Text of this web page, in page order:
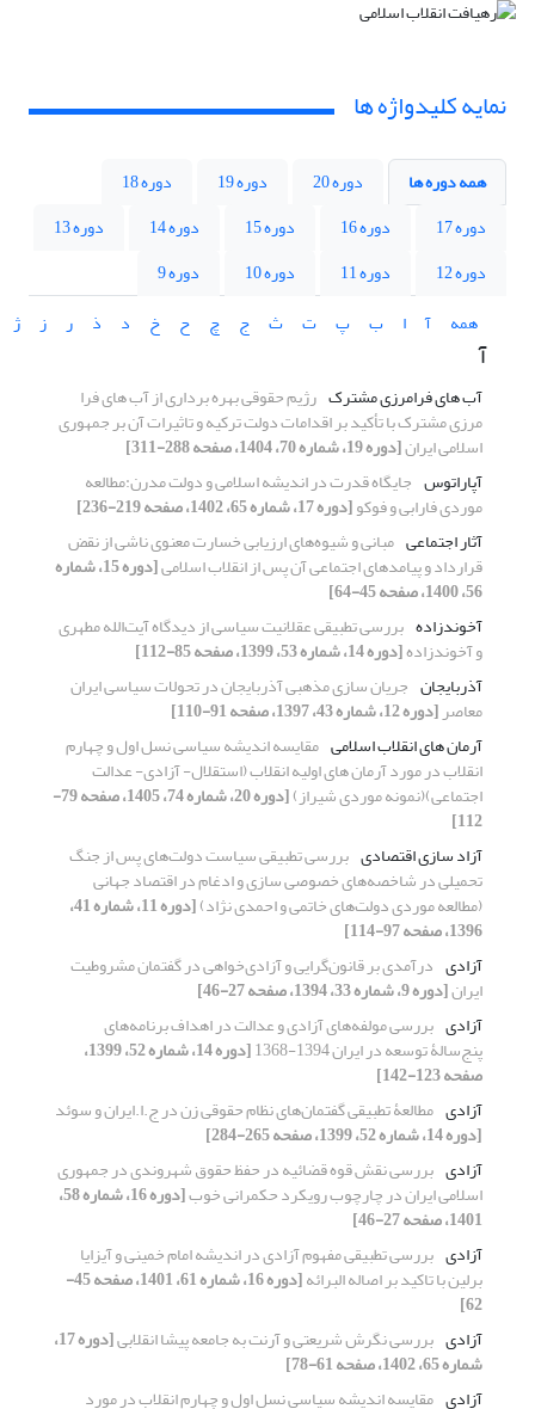
نمایه کلیدواژه ها
همه دوره ها دوره 20 دوره 19
دوره 18
دوره 17
دوره 16 دوره 15 دوره 14
دوره 13
دوره 12
دوره 11 دوره 10
دوره 9
همه
آ ا ب پ ت ث ج چ ح خ د ذ ر ز ژ
آ
آب های فرامرزی مشترک رژیم حقوقی بهره برداری از آب های فرا
مرزی مشترک با تأکید بر اقدامات دولت ترکیه و تاثیرات آن بر جمهوری
اسلامی ایران[دوره 19، شماره 70، 1404، صفحه 288-311]
آپاراتوس جایگاه قدرت در اندیشه اسلامی و دولت مدرن:مطالعه
موردی فارابی و فوکو[دوره 17، شماره 65، 1402، صفحه 219-236]
آثار اجتماعی مبانی و شیوه‌های ارزیابی خسارت معنوی ناشی از نقض
قرارداد و پیامدهای اجتماعی آن پس از انقلاب اسلامی [دوره 15، شماره
56، 1400، صفحه 45-64]
آخوندزاده بررسی تطبیقی عقلانیت سیاسی از دیدگاه آیت‌الله مطهری
و آخوندزاده[دوره 14، شماره 53، 1399، صفحه 85-112]
آذربایجان جریان سازی مذهبی آذربایجان در تحولات سیاسی ایران
معاصر[دوره 12، شماره 43، 1397، صفحه 91-110]
آرمان های انقلاب اسلامی مقایسه اندیشه سیاسی نسل اول و چهارم
انقلاب در مورد آرمان های اولیه انقلاب (استقلال- آزادی- عدالت
اجتماعی)(نمونه موردی شیراز) [دوره 20، شماره 74، 1405، صفحه 79-
112]
آزاد سازی اقتصادی بررسی تطبیقی سیاست دولت‌های پس از جنگ
تحمیلی در شاخصه‌های خصوصی سازی و ادغام در اقتصاد جهانی
(مطالعه موردی دولت‌های خاتمی و احمدی نژاد) [دوره 11، شماره 41،
1396، صفحه 97-114]
آزادی درآمدی بر قانون‌گرایی و آزادی‌خواهی در گفتمان مشروطیت
ایران[دوره 9، شماره 33، 1394، صفحه 27-46]
آزادی بررسی مولفه‌های آزادی و عدالت در اهداف برنامه‌های
پنج‌سالۀ توسعه در ایران 1394-1368 [دوره 14، شماره 52، 1399،
صفحه 123-142]
آزادی مطالعۀ تطبیقی گفتمان‌های نظام حقوقی زن در ج.ا.ایران و سوئد
[دوره 14، شماره 52، 1399، صفحه 265-284]
آزادی بررسی نقش قوه قضائیه در حفظ حقوق شهروندی در جمهوری
اسلامی ایران در چارچوب رویکرد حکمرانی خوب [دوره 16، شماره 58،
1401، صفحه 27-46]
آزادی بررسی تطبیقی مفهوم آزادی در اندیشه امام خمینی و آیزایا
برلین با تاکید بر اصاله البرائه [دوره 16، شماره 61، 1401، صفحه 45-
62]
آزادی بررسی نگرش شریعتی و آرنت به جامعه پیشا انقلابی [دوره 17،
شماره 65، 1402، صفحه 61-78]
آزادی مقایسه اندیشه سیاسی نسل اول و چهارم انقلاب در مورد